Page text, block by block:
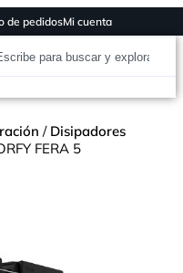
de pedidosMi cuenta
/ Disipadores
FERA 5